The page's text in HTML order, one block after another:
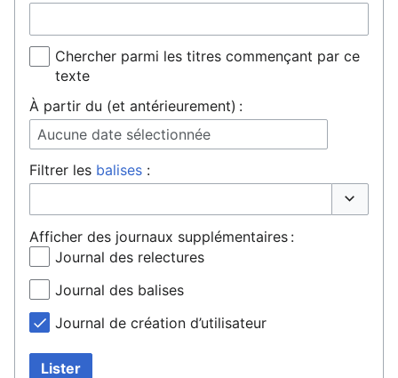
Chercher parmi les titres commençant par ce
texte
À partir du (et antérieurement) :
Aucune date sélectionnée
Filtrer les balises :
Afficher des journaux supplémentaires :
Journal des relectures
Journal des balises
Journal de création d’utilisateur
Lister